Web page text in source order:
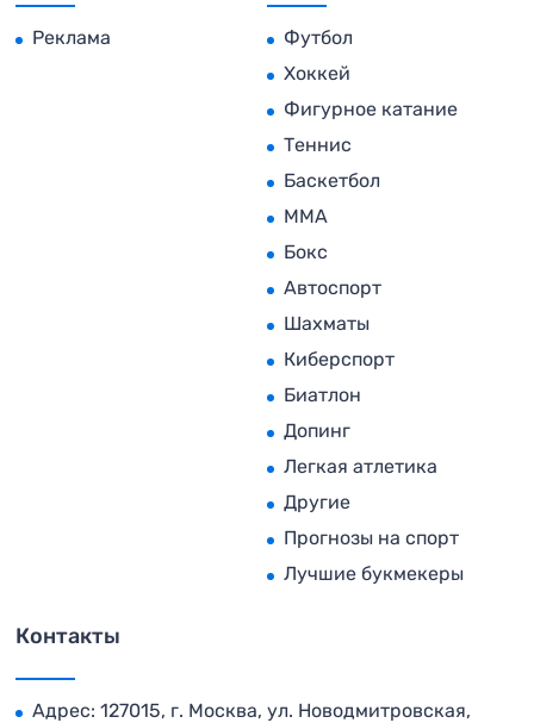
Реклама
Футбол
Хоккей
Фигурное катание
Теннис
Баскетбол
MMA
Бокс
Автоспорт
Шахматы
Киберспорт
Биатлон
Допинг
Легкая атлетика
Другие
Прогнозы на спорт
Лучшие букмекеры
Контакты
Адрес: 127015, г. Москва, ул. Новодмитровская,